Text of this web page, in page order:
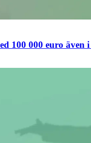
100 000 euro även